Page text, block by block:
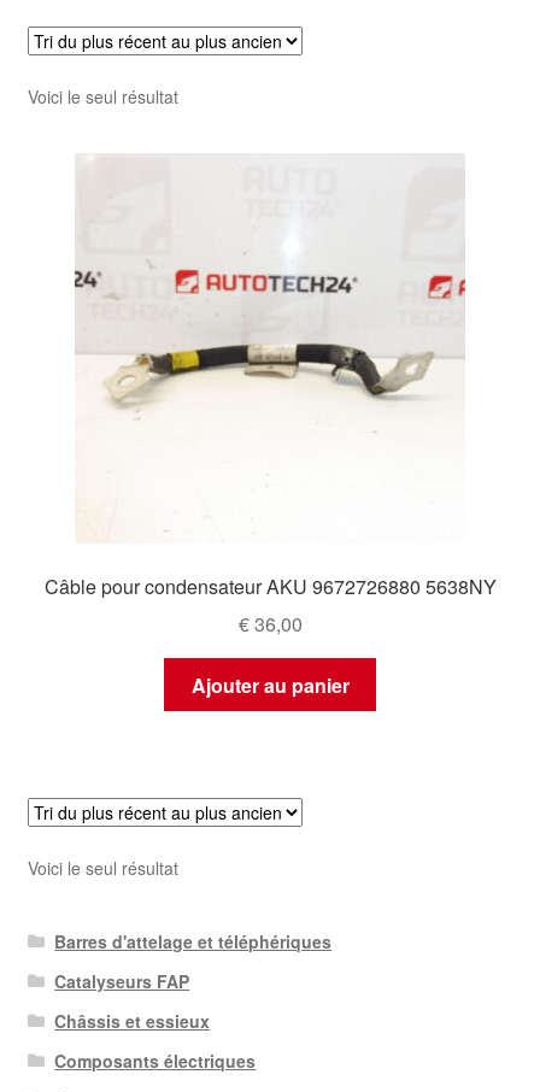
Voici le seul résultat
Câble pour condensateur AKU 9672726880 5638NY
€36,00
Ajouter au panier
Voici le seul résultat
Barres d'attelage et téléphériques
Catalyseurs FAP
Châssis et essieux
Composants électriques